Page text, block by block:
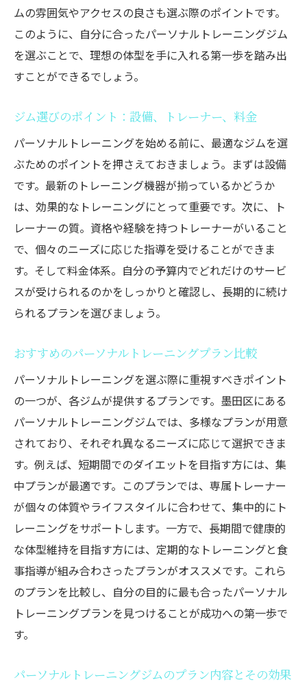
パーソナルトレーニングの効果を最大限に
活かす方法
ムの雰囲気やアクセスの良さも選ぶ際のポイントです。
このように、自分に合ったパーソナルトレーニングジム
を選ぶことで、理想の体型を手に入れる第一歩を踏み出
すことができるでしょう。
ジム選びのポイント：設備、トレーナー、料金
パーソナルトレーニングを始める前に、最適なジムを選
ぶためのポイントを押さえておきましょう。まずは設備
です。最新のトレーニング機器が揃っているかどうか
は、効果的なトレーニングにとって重要です。次に、ト
レーナーの質。資格や経験を持つトレーナーがいること
で、個々のニーズに応じた指導を受けることができま
す。そして料金体系。自分の予算内でどれだけのサービ
スが受けられるのかをしっかりと確認し、長期的に続け
られるプランを選びましょう。
おすすめのパーソナルトレーニングプラン比較
パーソナルトレーニングを選ぶ際に重視すべきポイント
の一つが、各ジムが提供するプランです。墨田区にある
パーソナルトレーニングジムでは、多様なプランが用意
されており、それぞれ異なるニーズに応じて選択できま
す。例えば、短期間でのダイエットを目指す方には、集
中プランが最適です。このプランでは、専属トレーナー
が個々の体質やライフスタイルに合わせて、集中的にト
レーニングをサポートします。一方で、長期間で健康的
な体型維持を目指す方には、定期的なトレーニングと食
事指導が組み合わさったプランがオススメです。これら
のプランを比較し、自分の目的に最も合ったパーソナル
トレーニングプランを見つけることが成功への第一歩で
す。
パーソナルトレーニングジムのプラン内容とその効果